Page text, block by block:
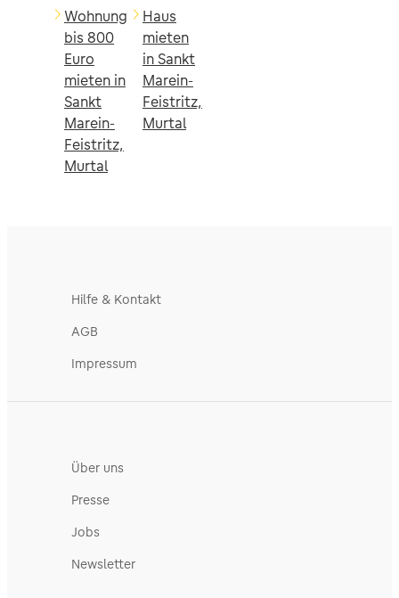
Wohnung
bis 800
Euro
mieten in
Sankt
Marein-
Feistritz,
Murtal
Haus
mieten
in Sankt
Marein-
Feistritz,
Murtal
Hilfe & Kontakt
AGB
Impressum
Über uns
Presse
Jobs
Newsletter